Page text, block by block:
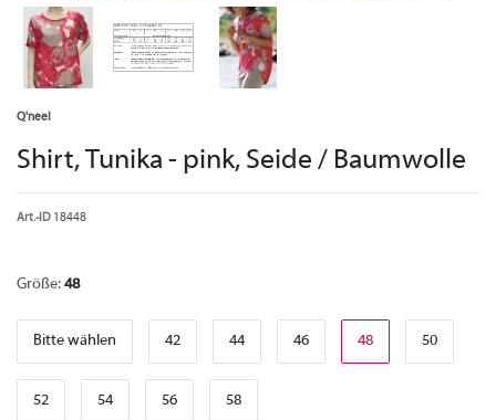
Q'neel
Shirt, Tunika - pink, Seide / Baumwolle
Art.-ID 18448
Größe: 48
Bitte wählen 42 44 46 48 50
52 54 56 58